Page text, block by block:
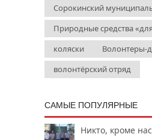
Сорокинский
Природные средства
коляски
Волонтеры-
волонтёрский отряд
САМЫЕ ПОПУЛЯРНЫЕ
Никто, кроме нас